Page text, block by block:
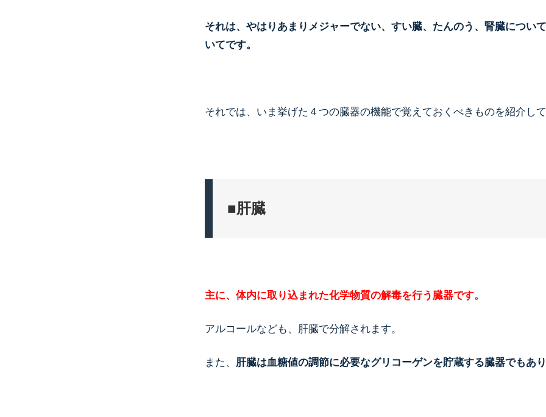
それは、やはりあまりメジャーでない、すい臓、たんのう、腎臓につい
いてです。
それでは、いま挙げた４つの臓器の機能で覚えておくべきものを紹介し
■肝臓
主に、体内に取り込まれた化学物質の解毒を行う臓器です。
アルコールなども、肝臓で分解されます。
また、 肝臓は血糖値の調節に必要なグリコーゲンを貯蔵する臓器でもあ